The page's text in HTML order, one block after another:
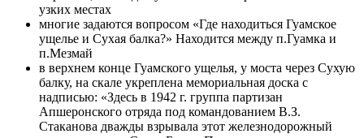
узких местах
многие задаются вопросом «Где находиться Гуамское
ущелье и Сухая балка?» Находится между п.Гуамка и
п.Мезмай
в верхнем конце Гуамского ущелья, у моста через Сухую
балку, на скале укреплена мемориальная доска с
надписью: «Здесь в 1942 г. группа партизан
Апшеронского отряда под командованием В.З.
Стаканова дважды взрывала этот железнодорожный